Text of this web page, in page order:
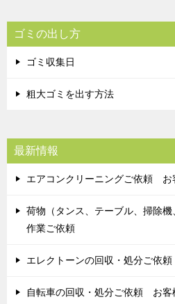
ゴミの出し方
ゴミ収集日
粗大ゴミを出す方法
最新情報
エアコンクリーニングご依頼 お
荷物（タンス、テーブル、掃除
作業ご依頼
エレクトーンの回収・処分ご依
自転車の回収・処分ご依頼 お客